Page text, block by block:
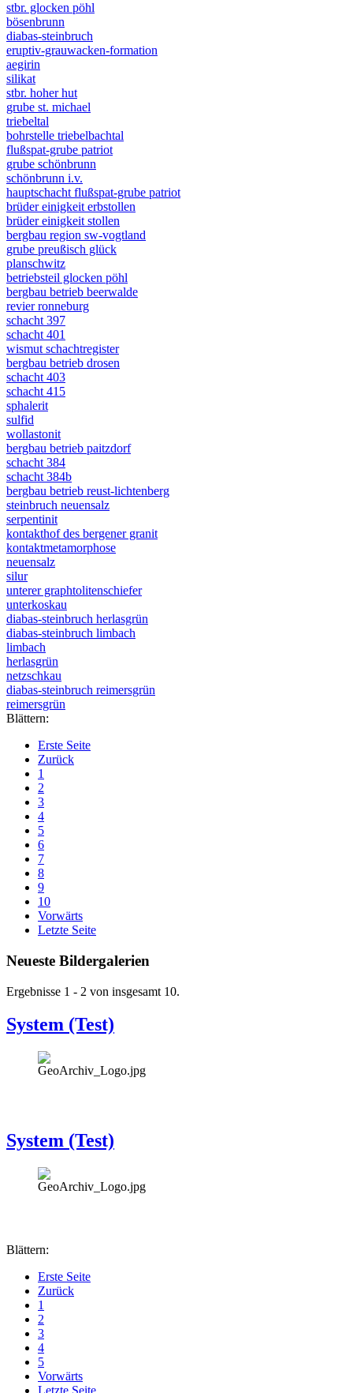
stbr. glocken pöhl
bösenbrunn
diabas-steinbruch
eruptiv-grauwacken-formation
aegirin
silikat
stbr. hoher hut
grube st. michael
triebeltal
bohrstelle triebelbachtal
flußspat-grube patriot
grube schönbrunn
schönbrunn i.v.
hauptschacht flußspat-grube patriot
brüder einigkeit erbstollen
brüder einigkeit stollen
bergbau region sw-vogtland
grube preußisch glück
planschwitz
betriebsteil glocken pöhl
bergbau betrieb beerwalde
revier ronneburg
schacht 397
schacht 401
wismut schachtregister
bergbau betrieb drosen
schacht 403
schacht 415
sphalerit
sulfid
wollastonit
bergbau betrieb paitzdorf
schacht 384
schacht 384b
bergbau betrieb reust-lichtenberg
steinbruch neuensalz
serpentinit
kontakthof des bergener granit
kontaktmetamorphose
neuensalz
silur
unterer graphtolitenschiefer
unterkoskau
diabas-steinbruch herlasgrün
diabas-steinbruch limbach
limbach
herlasgrün
netzschkau
diabas-steinbruch reimersgrün
reimersgrün
Blättern:
Erste Seite
Zurück
1
2
3
4
5
6
7
8
9
10
Vorwärts
Letzte Seite
Neueste Bildergalerien
Ergebnisse 1 - 2 von insgesamt 10.
System (Test)
System (Test)
Blättern:
Erste Seite
Zurück
1
2
3
4
5
Vorwärts